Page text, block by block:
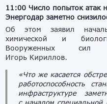
11:00 Число попыток атак
Энергодар заметно
Об этом заявил
химической и
Вооруженных сил
Игорь Кириллов.
«Что же касается
работоспособность
инфраструктуре